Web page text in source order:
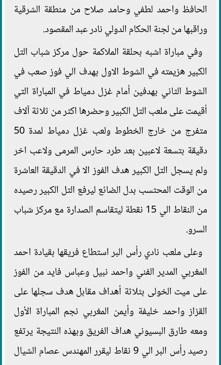
الحافظ واحمد لطفي وحامد صلاح من منطقة الشرقية
وراقبها من لجنة الحكام الدولي نادر عبد المقصود.
وفي مباراة اشبه بحلقة الملاكمة حول مركز شباب التل
الكبير هزيمته في الشوط الاول بهدف الي فوز صعب في
الشوط الثاني بهدفين أمام غزل دمياط في المباراة التي
أقيمت على ملعب التل الكبير وحضرها اكثر من ثلاثة آلاف
متفرج من خارج الخطوط ولعب غزل دمياط لمدة 50
دقيقة بتسعة لاعبين بعد طرد حارس المرمى ولاعب اخر
ولم يسجل التل الكبير هدف الفوز الا في الدقيقة العاشرة
من الوقت المحتسب بدل الضائع ليرفع التل الكبير رصيده
من النقاط الي 15 نقطة ليتقاسم الصدارة مع مركز شباب
السرو.
وعلى ملعب نادي رأس البر استطاع فريقها بقيادة احمد
المغربي المدير الفني واحمد نبيل وعباس فايد من الفوز
على ميت الخولى بثلاثة أهداف مقابل هدف سجلها على
القزاز واحمد خليفة وأيمن المغربي نجم المباراة الأول
ومعه طارق البسيوني هداف الفريق وبهذه النتيجة يرتفع
رصيد رأس البر الي 9 نقاط ليقرر المهندس عصام الشيال